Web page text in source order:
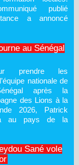
publié
a annoncé
au Sénégal
prendre les
nationale de
après la
des Lions à la
2026, Patrick
au pays de la
Sané vole